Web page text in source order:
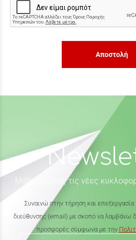
Αποστολή
Μάθε πρώτος τις νέες
Συναινώ στην τήρηση και
διεύθυνσης (email) με σκοπό να λαμβάνω
προσφορές σύμφωνα με την